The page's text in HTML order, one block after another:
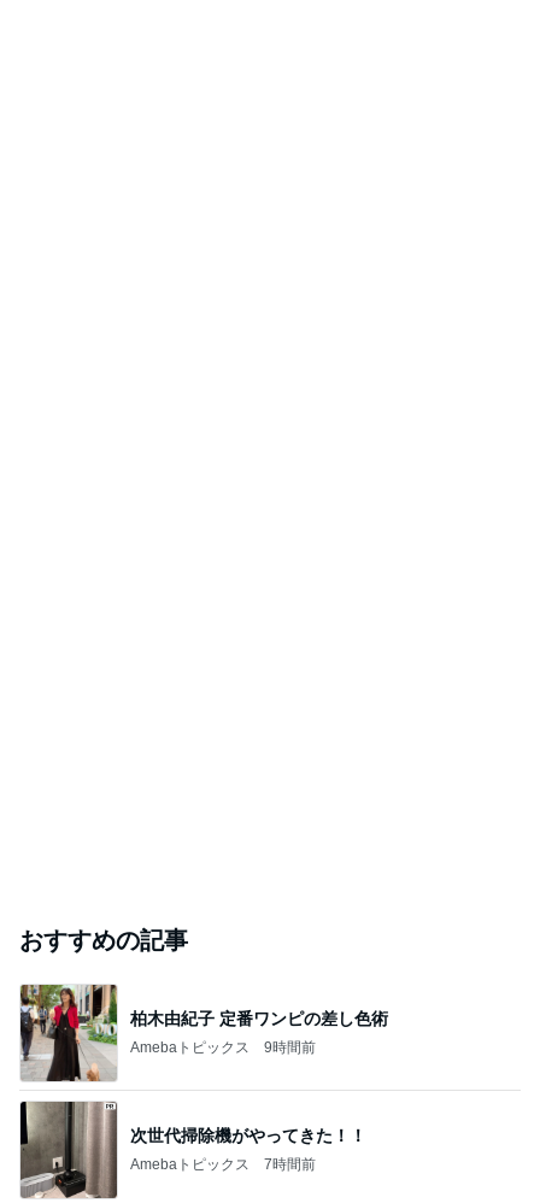
おすすめの記事
柏木由紀子 定番ワンピの差し色術
Amebaトピックス 9時間前
次世代掃除機がやってきた！！
Amebaトピックス 7時間前